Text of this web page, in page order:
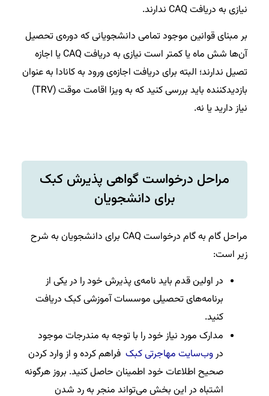
نیازی به دریافت CAQ ندارند.
بر مبنای قوانین موجود تمامی دانشجویانی که دوره‌ی تحصیل
آن‌ها شش ماه یا کمتر است نیازی به دریافت CAQ یا اجازه
تصیل ندارند؛ البته برای دریافت اجازه‌ی ورود به کانادا به عنوان
بازدیدکننده باید بررسی کنید که به ویزا اقامت موقت (TRV)
نیاز دارید یا نه.
مراحل درخواست گواهی پذیرش کبک
برای دانشجویان
مراحل گام به گام درخواست CAQ برای دانشجویان به شرح
زیر است:
در اولین قدم باید نامه‌ی پذیرش خود را در یکی از
برنامه‌های تحصیلی موسسات آموزشی کبک دریافت
کنید.
مدارک مورد نیاز خود را با توجه به مندرجات موجود
دروب‌سایت مهاجرتی کبک فراهم کرده و از وارد کردن
صحیح اطلاعات خود اطمینان حاصل کنید. بروز هرگونه
اشتباه در این بخش می‌تواند منجر به رد شدن